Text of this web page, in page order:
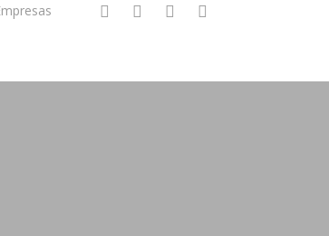
twitter linkedin instagramwhatsapp